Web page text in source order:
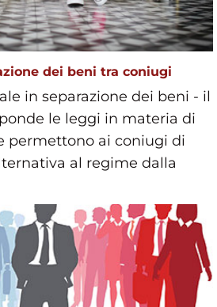
dei beni tra coniugi
in separazione dei beni - il
le leggi in materia di
permettono ai coniugi di
al regime dalla